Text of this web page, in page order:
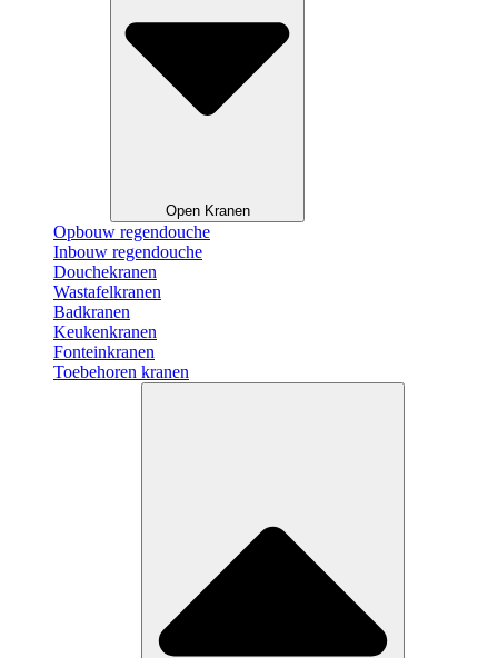
Open Kranen
Opbouw regendouche
Inbouw regendouche
Douchekranen
Wastafelkranen
Badkranen
Keukenkranen
Fonteinkranen
Toebehoren kranen